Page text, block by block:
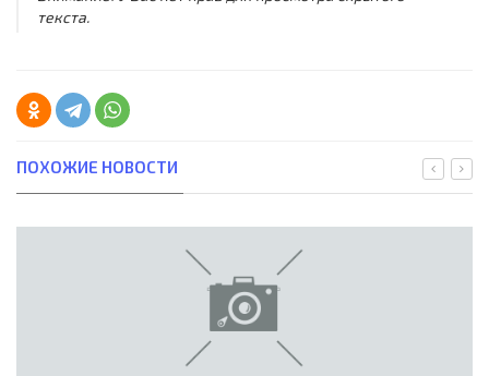
текста.
ПОХОЖИЕ НОВОСТИ